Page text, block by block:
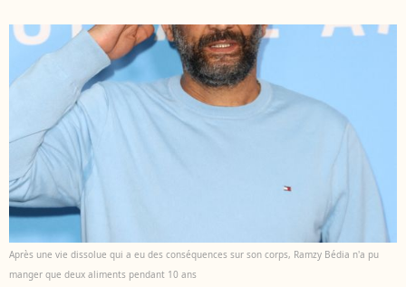
Après une vie dissolue qui a eu des conséquences sur son corps, Ramzy Bédia n'a pu
manger que deux aliments pendant 10 ans